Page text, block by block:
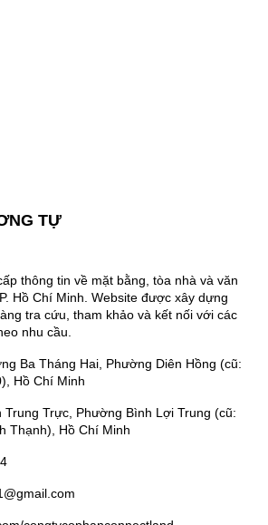
TỰ
thông tin về mặt bằng, tòa nhà và văn
Hồ Chí Minh. Website được xây dựng
tra cứu, tham khảo và kết nối với các
nhu cầu.
Ba Tháng Hai, Phường Diên Hồng (cũ:
Hồ Chí Minh
Trung Trực, Phường Bình Lợi Trung (cũ:
Thạnh), Hồ Chí Minh